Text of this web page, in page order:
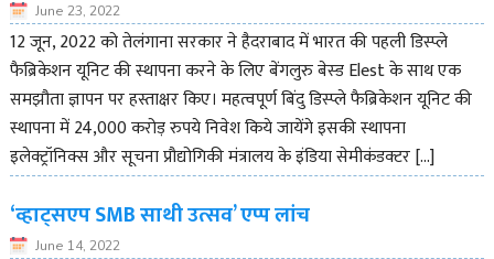
June 23, 2022
12 जून, 2022 को तेलंगाना सरकार ने हैदराबाद में भारत की पहली डिस्प्ले
फैब्रिकेशन यूनिट की स्थापना करने के लिए बेंगलुरु बेस्ड Elest के साथ एक
समझौता ज्ञापन पर हस्ताक्षर किए। महत्वपूर्ण बिंदु डिस्प्ले फैब्रिकेशन यूनिट की
स्थापना में 24,000 करोड़ रुपये निवेश किये जायेंगे इसकी स्थापना
इलेक्ट्रॉनिक्स और सूचना प्रौद्योगिकी मंत्रालय के इंडिया सेमीकंडक्टर […]
‘व्हाट्सएप SMB साथी उत्सव’ एप्प लांच
June 14, 2022